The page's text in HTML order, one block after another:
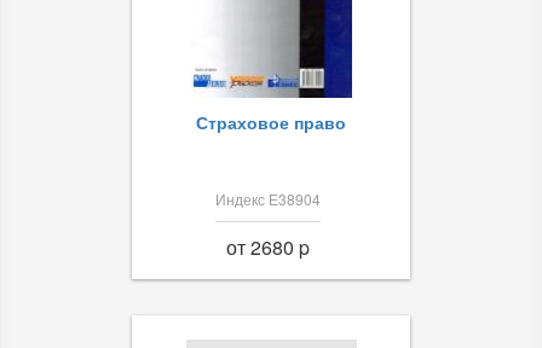
Страховое право
Индекс Е38904
от 2680 p